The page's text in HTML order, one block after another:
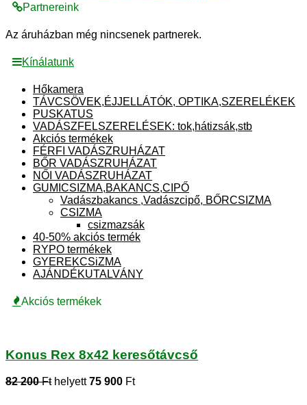
Partnereink
Az áruházban még nincsenek partnerek.
Kínálatunk
Hőkamera
TÁVCSÖVEK,ÉJJELLÁTÓK, OPTIKA,SZERELÉKEK
PUSKATUS
VADÁSZFELSZERELÉSEK: tok,hátizsák,stb
Akciós termékek
FÉRFI VADÁSZRUHÁZAT
BŐR VADÁSZRUHÁZAT
NŐI VADÁSZRUHÁZAT
GUMICSIZMA,BAKANCS,CIPŐ
Vadászbakancs ,Vadászcipő, BŐRCSIZMA
CSIZMA
csizmazsák
40-50% akciós termék
RYPO termékek
GYEREKCSiZMA
AJÁNDÉKUTALVÁNY
Akciós termékek
Konus Rex 8x42 keresőtávcső
82 200 Fthelyett75 900 Ft